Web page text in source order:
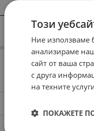
0.00 €
Този
Ние използваме
анализираме
сайт от ваша
с друга
на техните
ПОКАЖЕТЕ